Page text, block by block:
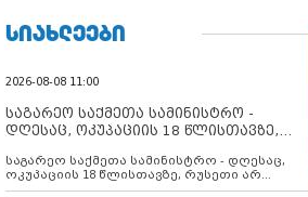
ᲡᲘᲐᲮᲚᲔᲔᲑᲘ
2026-08-08 11:00
საგარეო საქმეთა სამინისტრო -
დღესაც, ოკუპაციის 18 წლისთავზე,
შუამავლ
საგარეო საქმეთა სამინისტრო - დღესაც,
ოკუპაციის 18 წლისთავზე, რუსეთი არ
ასრულებს ევროკავშირის შუამავლობით